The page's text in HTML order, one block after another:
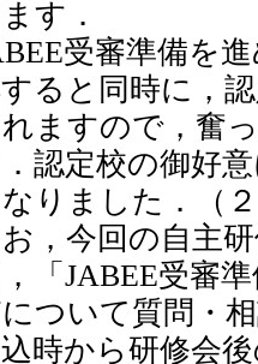
す．
受審準備を
ると同時に，
ますので，奮
認定校の御好
りました．（
，今回の自主
「JABEE受審
について質問・
時から研修会